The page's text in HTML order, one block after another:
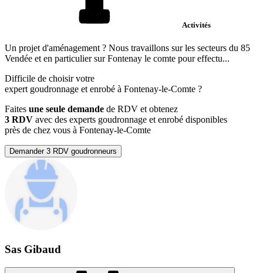
Activités
Un projet d'aménagement ? Nous travaillons sur les secteurs du 85
Vendée et en particulier sur Fontenay le comte pour effectu...
Difficile de choisir votre
expert goudronnage et enrobé à Fontenay-le-Comte ?
Faites une seule demande de RDV et obtenez
3 RDV avec des experts goudronnage et enrobé disponibles
près de chez vous à Fontenay-le-Comte
Demander 3 RDV goudronneurs
Sas Gibaud